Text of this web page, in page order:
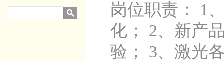
岗位职责： 1
化； 2、新产
验； 3、激光